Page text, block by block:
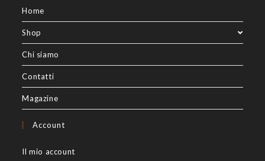
Home
Shop
Chi siamo
Contatti
Magazine
Account
Il mio account